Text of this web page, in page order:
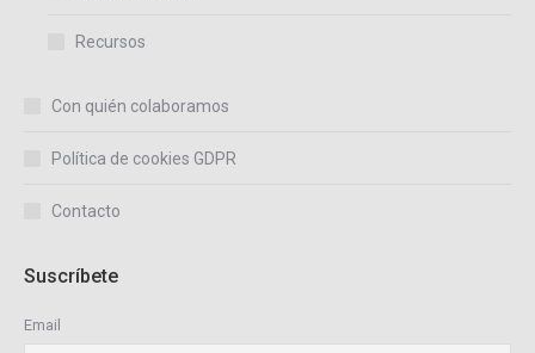
Recursos
Con quién colaboramos
Política de cookies GDPR
Contacto
Suscríbete
Email